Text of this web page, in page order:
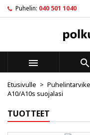
Puhelin: 040 501 1040
 
Etusivulle
A10/A10s suojalasi
TUOTTEET
My wishlists
Create new list
Luo
Toivelistan nimi
Kirjaudu
Sinun pitää olla
toivelistalle.